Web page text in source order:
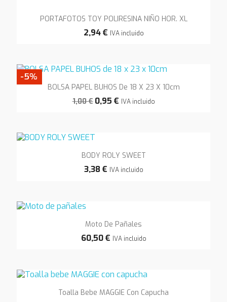
PORTAFOTOS TOY POLIRESINA NIÑO HOR. XL
2,94 € IVA incluido
BOLSA PAPEL BUHOS De 18 X 23 X 10cm
1,00 € 0,95 € IVA incluido
-5%
BODY ROLY SWEET
3,38 € IVA incluido
Moto De Pañales
60,50 € IVA incluido
Toalla Bebe MAGGIE Con Capucha